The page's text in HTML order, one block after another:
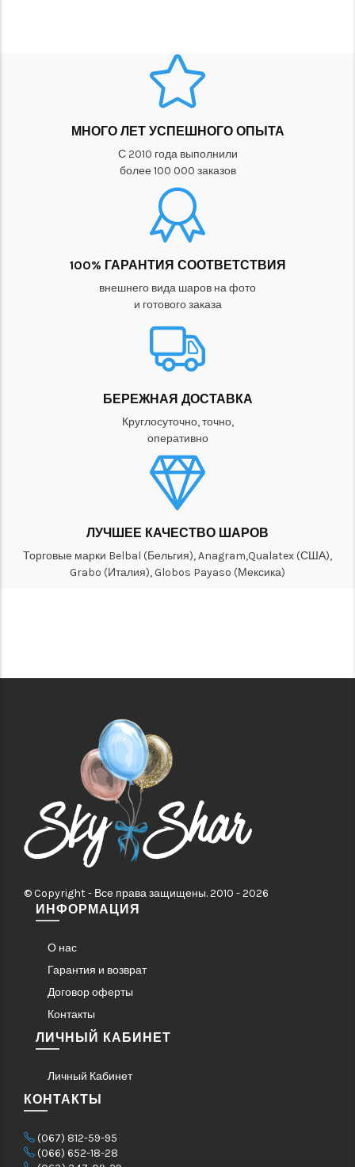
МНОГО ЛЕТ УСПЕШНОГО ОПЫТА
С 2010 года выполнили
более 100 000 заказов
100% ГАРАНТИЯ СООТВЕТСТВИЯ
внешнего вида шаров на фото
и готового заказа
БЕРЕЖНАЯ ДОСТАВКА
Круглосуточно, точно,
оперативно
ЛУЧШЕЕ КАЧЕСТВО ШАРОВ
Торговые марки Belbal (Бельгия), Anagram,Qualatex (США),
Grabo (Италия), Globos Payaso (Мексика)
© Copyright - Все права защищены. 2010 - 2026
ИНФОРМАЦИЯ
О нас
Гарантия и возврат
Договор оферты
Контакты
ЛИЧНЫЙ КАБИНЕТ
Личный Кабинет
КОНТАКТЫ
(067) 812-59-95
(066) 652-18-28